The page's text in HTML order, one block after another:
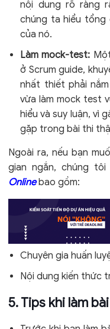
nội dung rõ ràng
chúng ta hiểu tổng
của nó.
Làm mock-test:
ở Scrum guide,
nhất thiết phải
vừa làm mock test
hiểu và suy luận, vì
gặp trong bài thi
Ngoài ra, nếu bạn
gian ngắn, chúng tôi
Onlinebao gồm:
Chuyên gia huấn
Nội dung kiến thức
5.Tips khi làm bài